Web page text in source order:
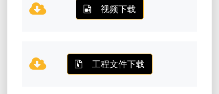
视频下载
工程文件下载